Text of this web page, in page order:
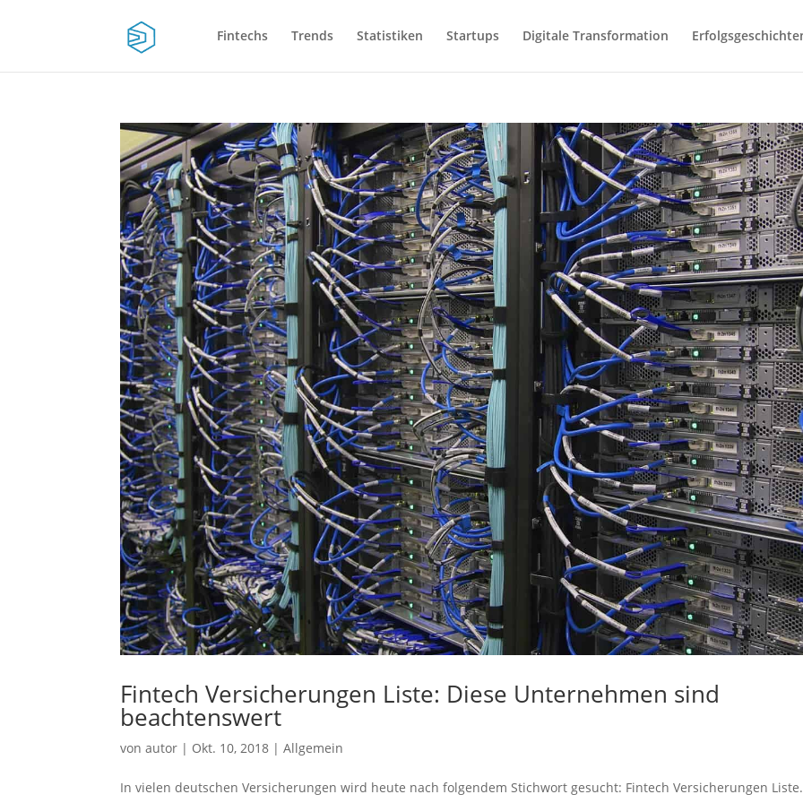
Fintechs Trends Statistiken Startups Digitale Transformation
Fintech Versicherungen Liste: Diese Unternehmen sind
beachtenswert
vonautor | Okt. 10, 2018 |Allgemein
In vielen deutschen Versicherungen wird heute nach folgendem Stichwort gesucht: Fintech Versicherungen Liste.